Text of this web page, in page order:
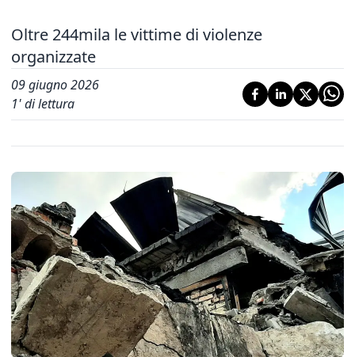
Oltre 244mila le vittime di violenze
organizzate
09 giugno 2026
1' di lettura